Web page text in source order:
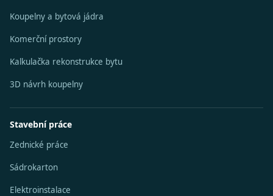
Koupelny a bytová jádra
Komerční prostory
Kalkulačka rekonstrukce bytu
3D návrh koupelny
Stavební práce
Zednické práce
Sádrokarton
Elektroinstalace